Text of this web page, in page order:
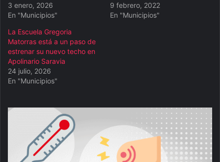
3 enero, 2026
En "Municipios"
9 febrero, 2022
En "Municipios"
La Escuela Gregoria
Matorras está a un paso de
estrenar su nuevo techo en
Apolinario Saravia
24 julio, 2026
En "Municipios"